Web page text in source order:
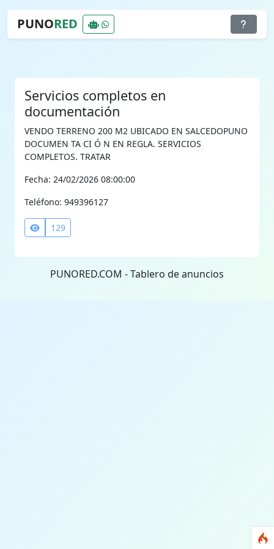
PUNORED
Servicios completos en
documentación
VENDO TERRENO 200 M2 UBICADO EN SALCEDOPUNO
DOCUMEN TA CI Ó N EN REGLA. SERVICIOS
COMPLETOS. TRATAR
Fecha: 24/02/2026 08:00:00
Teléfono: 949396127
129
PUNORED.COM - Tablero de anuncios